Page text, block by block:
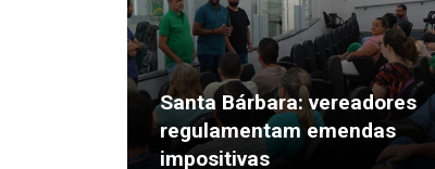
Santa Bárbara: vereadores
regulamentam emendas
impositivas